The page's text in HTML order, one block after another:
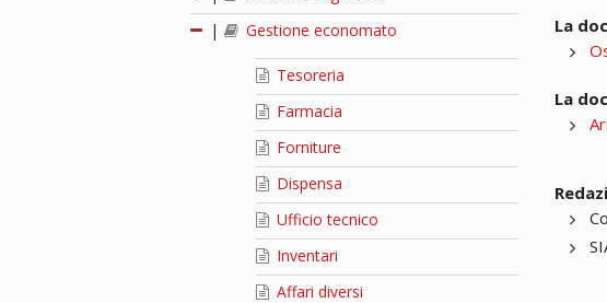
|
Gestione economato
Tesoreria
Farmacia
Forniture
Dispensa
Ufficio tecnico
Inventari
Affari diversi
La
La